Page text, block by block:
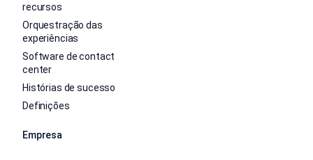
recursos
Orquestração das
experiências
Software de contact
center
Histórias de sucesso
Definições
Empresa